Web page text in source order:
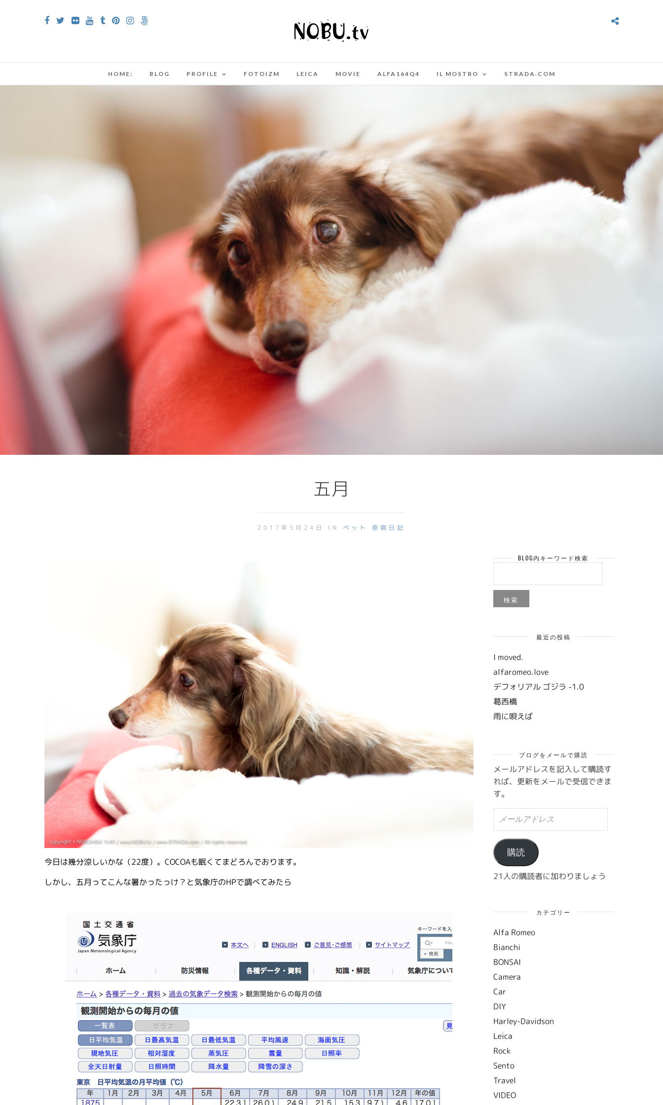
HOME: BLOG PROFILE FOTOIZM LEICA MOVIE ALFA164Q4 IL MOSTRO STRADA.COM
五月
2017年5月24日 IN ペット 原宿日記
今日は幾分涼しいかな（22度）。COCOAも眠くてまどろんでおります。
しかし、五月ってこんな暑かったっけ？と気象庁のHPで調べてみたら
BLOG内キーワード検索
最近の投稿
I moved.
alfaromeo.love
デフォリアル ゴジラ -1.0
葛西橋
雨に唄えば
ブログをメールで購読
メールアドレスを記入して購読す
れば、更新をメールで受信できま
す。
ル
ア
ド
レ
ス
購読
21人の購読者に加わりましょう
カテゴリー
Alfa Romeo
Bianchi
BONSAI
Camera
Car
DIY
Harley-Davidson
Leica
Rock
Sento
Travel
VIDEO